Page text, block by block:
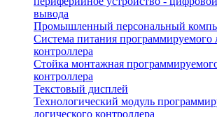
вывода
Промышленный персональный
Система питания программируемого
контроллера
Стойка монтажная
контроллера
Текстовый дисплей
Технологический модуль
логического контроллера